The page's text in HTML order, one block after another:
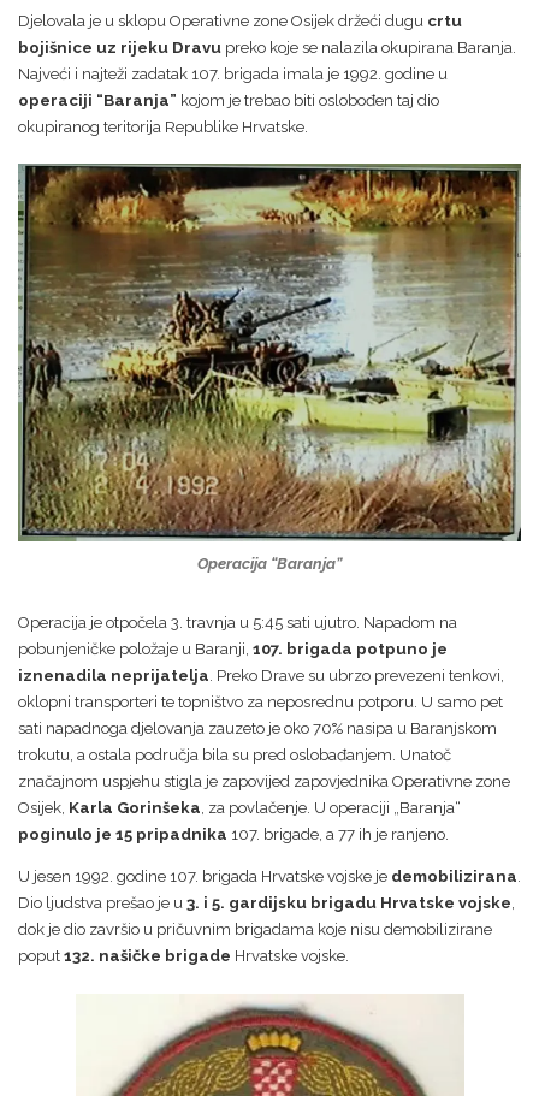
Djelovala je u sklopu Operativne zone Osijek držeći dugu crtu
bojišnice uz rijeku Dravu preko koje se nalazila okupirana Baranja.
Najveći i najteži zadatak 107. brigada imala je 1992. godine u
operaciji “Baranja” kojom je trebao biti oslobođen taj dio
okupiranog teritorija Republike Hrvatske.
Operacija “Baranja”
Operacija je otpočela 3. travnja u 5:45 sati ujutro. Napadom na
pobunjeničke položaje u Baranji, 107. brigada potpuno je
iznenadila neprijatelja . Preko Drave su ubrzo prevezeni tenkovi,
oklopni transporteri te topništvo za neposrednu potporu. U samo pet
sati napadnoga djelovanja zauzeto je oko 70% nasipa u Baranjskom
trokutu, a ostala područja bila su pred oslobađanjem. Unatoč
značajnom uspjehu stigla je zapovijed zapovjednika Operativne zone
Osijek, Karla Gorinšeka , za povlačenje. U operaciji „Baranja“
poginulo je 15 pripadnika 107. brigade, a 77 ih je ranjeno.
U jesen 1992. godine 107. brigada Hrvatske vojske je demobilizirana.
Dio ljudstva prešao je u 3. i 5. gardijsku brigadu Hrvatske vojske,
dok je dio završio u pričuvnim brigadama koje nisu demobilizirane
poput 132. našičke brigade Hrvatske vojske.